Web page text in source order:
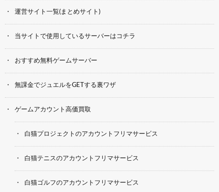
運営サイト一覧(まとめサイト)
当サイトで使用しているサーバーはコチラ
おすすめ無料ゲームサーバー
無課金でジュエルをGETする裏ワザ
ゲームアカウント高価買取
白猫プロジェクトのアカウントフリマサービス
白猫テニスのアカウントフリマサービス
白猫ゴルフのアカウントフリマサービス